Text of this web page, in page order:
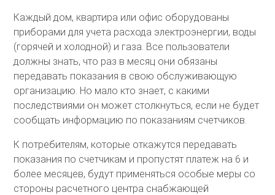
Каждый дом, квартира или офис оборудованы
приборами для учета расхода электроэнергии, воды
(горячей и холодной) и газа. Все пользователи
должны знать, что раз в месяц они обязаны
передавать показания в свою обслуживающую
организацию. Но мало кто знает, с какими
последствиями он может столкнуться, если не будет
сообщать информацию по показаниям счетчиков.
К потребителям, которые откажутся передавать
показания по счетчикам и пропустят платеж на 6 и
более месяцев, будут применяться особые меры со
стороны расчетного центра снабжающей